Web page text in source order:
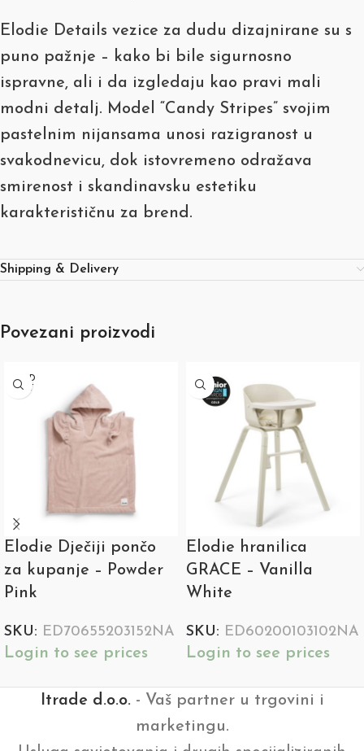
Elodie Details vezice za dudu dizajnirane su s
puno pažnje – kako bi bile sigurnosno
ispravne, ali i da izgledaju kao pravi mali
modni detalj. Model “Candy Stripes” svojim
pastelnim nijansama unosi razigranost u
svakodnevicu, dok istovremeno odražava
smirenost i skandinavsku estetiku
karakterističnu za brend.
Shipping & Delivery
Povezani proizvodi
SOLD
OUT
Elodie Dječiji pončo
za kupanje – Powder
Pink
SKU: ED70655203152NA
Login to see prices
Elodie hranilica
GRACE – Vanilla
White
SKU: ED60200103102NA
Login to see prices
Itrade d.o.o.- Vaš partner u trgovini i
marketingu.